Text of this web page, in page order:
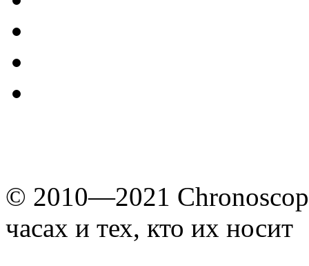
© 2010—2021
часах и тех, кто их носит